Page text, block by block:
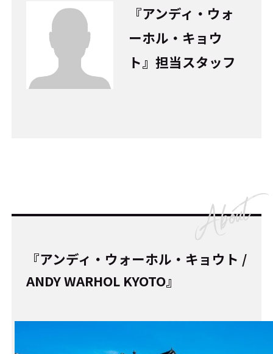
『アンディ・ウォ
ーホル・キョウ
ト』担当スタッフ
『アンディ・ウォーホル・キョウト /
ANDY WARHOL KYOTO』